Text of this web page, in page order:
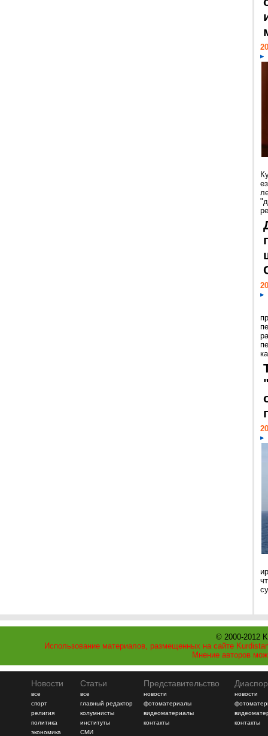
© 2000-2012
Использование материалов, размещенных на сайте
Мнение авторов
Новости
все
спорт
религия
политика
экономика
Статьи
все
главный редактор
колумнисты
институты
СМИ
Представительство
новости
фотоматериалы
видеоматериалы
контакты
новости
контакты